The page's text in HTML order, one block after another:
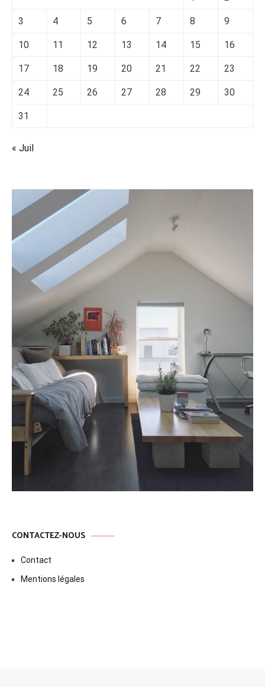
3 4 5 6 7 8 9
10 11 12 13 14 15 16
17 18 19 20 21 22 23
24 25 26 27 28 29 30
31
« Juil
CONTACTEZ-NOUS
Contact
Mentions légales